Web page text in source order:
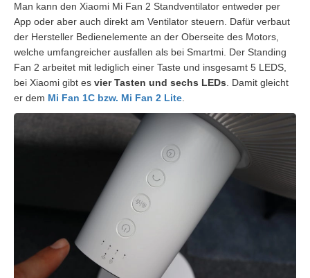
Man kann den Xiaomi Mi Fan 2 Standventilator entweder per
App oder aber auch direkt am Ventilator steuern. Dafür verbaut
der Hersteller Bedienelemente an der Oberseite des Motors,
welche umfangreicher ausfallen als bei Smartmi. Der Standing
Fan 2 arbeitet mit lediglich einer Taste und insgesamt 5 LEDS,
bei Xiaomi gibt es vier Tasten und sechs LEDs. Damit gleicht
er dem Mi Fan 1C bzw. Mi Fan 2 Lite.